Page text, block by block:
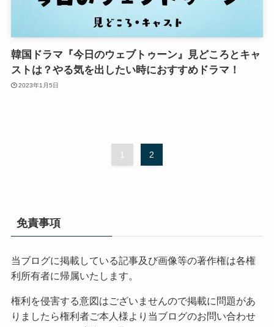
韓国ドラマ『今日のウェブトゥーン』見どころとキャ
ストは？やる気を出したい時におすすめドラマ！
2023年1月5日
1 2
免責事項
当ブログに掲載している記事及び画像等の著作権は各権
利所有者に帰属いたします。
権利を侵害する意図はございませんので掲載に問題があ
りましたら権利者ご本人様より当ブログのお問い合わせ